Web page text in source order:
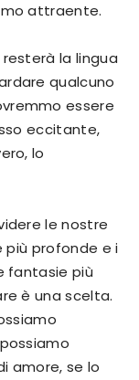
attraente.
la lingua
qualcuno
essere
eccitante,
lo
le nostre
più profonde e i
fantasie più
è una scelta.
amore, se lo